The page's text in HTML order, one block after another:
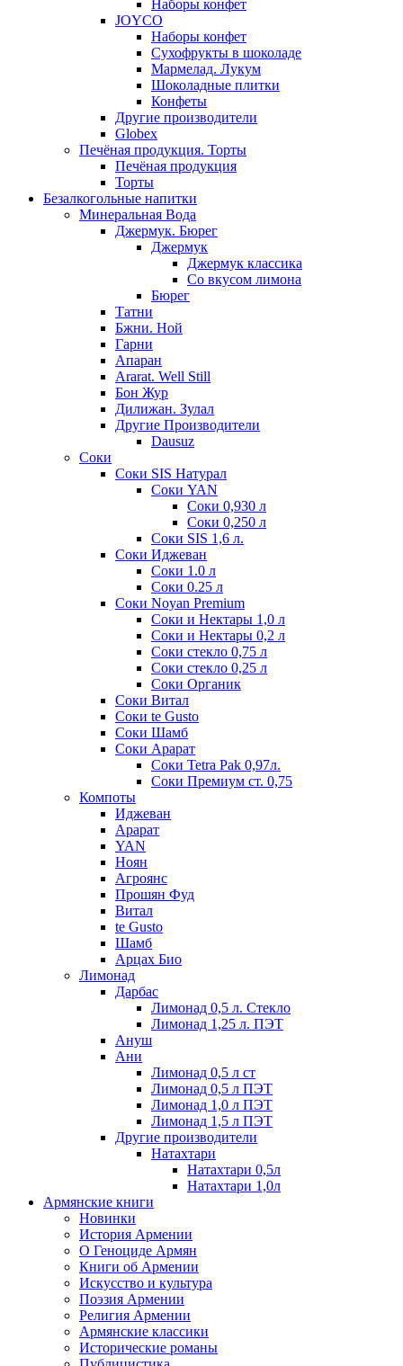
Наборы конфет
JOYCO
Наборы конфет
Сухофрукты в шоколаде
Мармелад. Лукум
Шоколадные плитки
Конфеты
Другие производители
Globex
Печёная продукция. Торты
Печёная продукция
Торты
Безалкогольные напитки
Минеральная Вода
Джермук. Бюрег
Джермук
Джермук классика
Со вкусом лимона
Бюрег
Татни
Бжни. Ной
Гарни
Апаран
Ararat. Well Still
Бон Жур
Дилижан. Зулал
Другие Производители
Dausuz
Соки
Соки SIS Натурал
Соки YAN
Соки 0,930 л
Соки 0,250 л
Соки SIS 1,6 л.
Соки Иджеван
Соки 1.0 л
Соки 0.25 л
Соки Noyan Premium
Соки и Нектары 1,0 л
Соки и Нектары 0,2 л
Соки стекло 0,75 л
Соки стекло 0,25 л
Соки Органик
Соки Витал
Соки te Gusto
Соки Шамб
Соки Арарат
Соки Tetra Pak 0,97л.
Соки Премиум ст. 0,75
Компоты
Иджеван
Арарат
YAN
Ноян
Агроянс
Прошян Фуд
Витал
te Gusto
Шамб
Арцах Био
Лимонад
Дарбас
Лимонад 0,5 л. Стекло
Лимонад 1,25 л. ПЭТ
Ануш
Ани
Лимонад 0,5 л ст
Лимонад 0,5 л ПЭТ
Лимонад 1,0 л ПЭТ
Лимонад 1,5 л ПЭТ
Другие производители
Натахтари
Натахтари 0,5л
Натахтари 1,0л
Армянские книги
Новинки
История Армении
О Геноциде Армян
Книги об Армении
Иcкусство и культура
Поэзия Армении
Религия Армении
Армянские классики
Исторические романы